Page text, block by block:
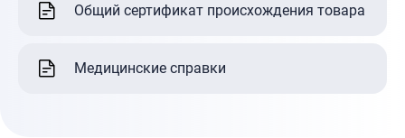
Общий сертификат происхождения товара
Медицинские справки